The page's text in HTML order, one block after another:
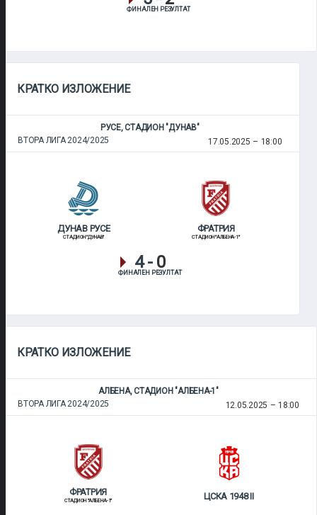
ФИНАЛЕН РЕЗУЛТАТ
КРАТКО ИЗЛОЖЕНИЕ
ВТОРА ЛИГА 2024/2025
РУСЕ, СТАДИОН "ДУНАВ"
17.05.2025
18:00
ДУНАВ РУСЕ
СТАДИОН "ДУНАВ"
ФРАТРИЯ
СТАДИОН "АЛБЕНА-1"
4- 0
ФИНАЛЕН РЕЗУЛТАТ
КРАТКО ИЗЛОЖЕНИЕ
ВТОРА ЛИГА 2024/2025
АЛБЕНА, СТАДИОН "АЛБЕНА-1"
12.05.2025
18:00
ФРАТРИЯ
СТАДИОН "АЛБЕНА-1" ЦСКА 1948 II